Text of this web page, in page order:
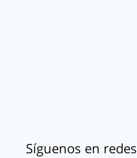
Síguenos en redes